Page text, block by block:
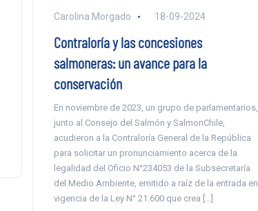
Carolina Morgado 18-09-2024
Contraloría y las concesiones
salmoneras: un avance para la
conservación
En noviembre de 2023, un grupo de parlamentarios,
junto al Consejo del Salmón y SalmonChile,
acudieron a la Contraloría General de la República
para solicitar un pronunciamiento acerca de la
legalidad del Oficio N°234053 de la Subsecretaría
del Medio Ambiente, emitido a raíz de la entrada en
vigencia de la Ley N° 21.600 que crea […]